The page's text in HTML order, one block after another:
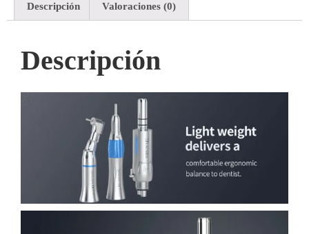
Descripción Valoraciones (0)
Descripción